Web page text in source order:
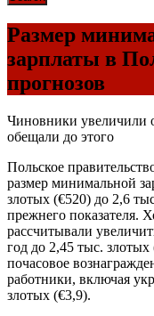
Размер
зарплаты в
прогнозов
Чиновники увеличили
обещали до этого
Польское
размер минимальной
злотых (€520) до 2,6
прежнего показателя.
рассчитывали
год до 2,45 тыс.
почасовое
работники, включая
злотых (€3,9).